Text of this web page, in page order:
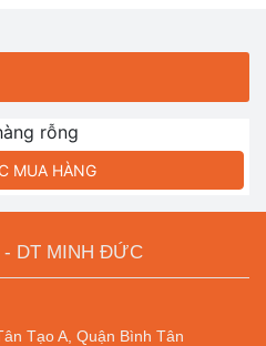
rỗng
MUA HÀNG
- DT MINH ĐỨC
Tạo A, Quận Bình Tân